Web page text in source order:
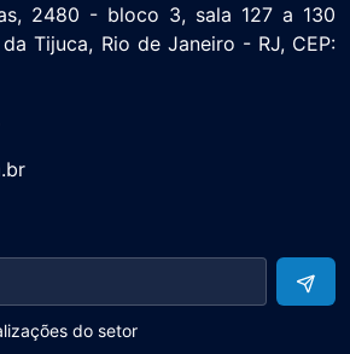
2480 - bloco 3, sala 127 a 130
Tijuca, Rio de Janeiro - RJ, CEP:
do setor